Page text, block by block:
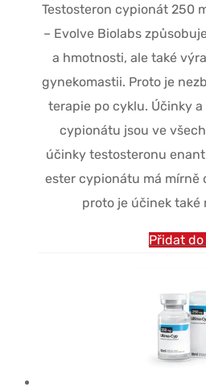
Testosteron cypionát 250
– Evolve Biolabs
a hmotnosti, ale také
gynekomastii. Proto je
terapie po cyklu. Účinky
cypionátu jsou ve
účinky testosteronu
ester cypionátu má mírně
proto je účinek také
Přidat do